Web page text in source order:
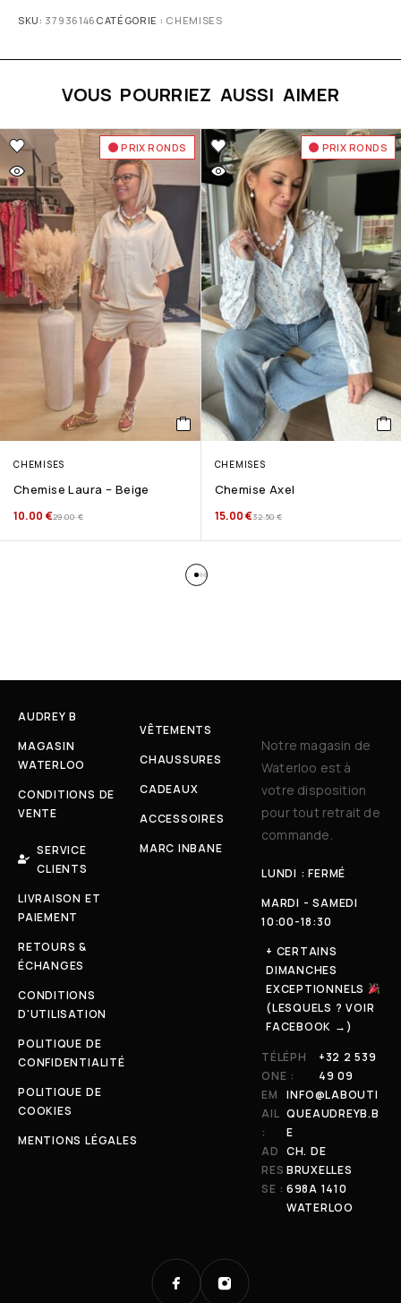
SKU: 37936146 CATÉGORIE : CHEMISES
VOUS POURRIEZ AUSSI AIMER
PRIX RONDS
CHEMISES
Chemise Laura – Beige
29.00€
10.00 €
PRIX RONDS
CHEMISES
Chemise Axel
32.50€
15.00€
AUDREY B
MAGASIN
WATERLOO
CONDITIONS DE
VENTE
SERVICE
CLIENTS
LIVRAISON ET
PAIEMENT
RETOURS &
ÉCHANGES
CONDITIONS
D'UTILISATION
POLITIQUE DE
CONFIDENTIALITÉ
POLITIQUE DE
COOKIES
MENTIONS LÉGALES
VÊTEMENTS
CHAUSSURES
CADEAUX
ACCESSOIRES
MARC INBANE
Notre magasin de
Waterloo est à
votre disposition
pour tout retrait de
commande.
LUNDI : FERMÉ
MARDI - SAMEDI
10:00-18:30
+ CERTAINS
DIMANCHES
EXCEPTIONNELS
(LESQUELS ? VOIR
FACEBOOK →)
TÉLÉPH
ONE :
+32 2 539
49 09
EM
AIL
:
INFO@LABOUTI
QUEAUDREYB.B
E
AD
RES
SE :
CH. DE
BRUXELLES
698A 1410
WATERLOO